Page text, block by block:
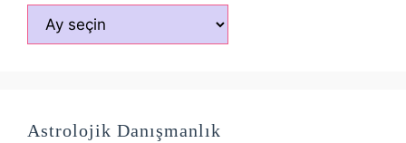
Arşivler
Astrolojik Danışmanlık